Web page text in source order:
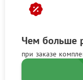
Чем больше
при заказе